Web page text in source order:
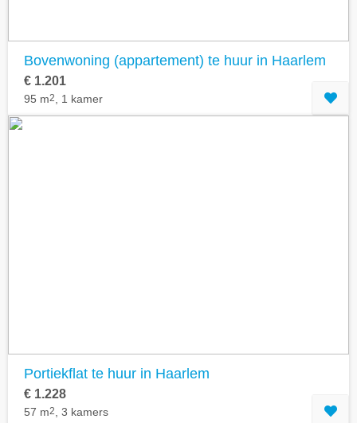
Bovenwoning (appartement) te huur in Haarlem
€ 1.201
95 m2 , 1 kamer
Portiekflat te huur in Haarlem
€ 1.228
57 m2 , 3 kamers